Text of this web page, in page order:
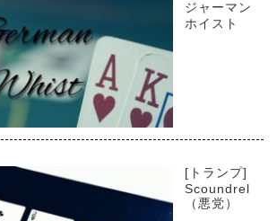
ジャーマン
ホイスト
[トランプ]
Scoundrel
（悪党）